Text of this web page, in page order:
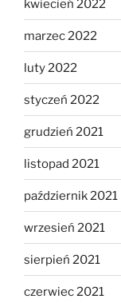
kwiecień 2022
marzec 2022
luty 2022
styczeń 2022
grudzień 2021
listopad 2021
październik 2021
wrzesień 2021
sierpień 2021
czerwiec 2021